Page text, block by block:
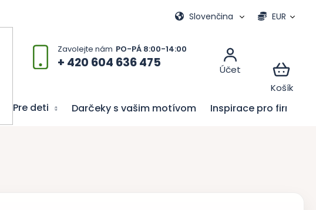
+ 420 604 636 475
Moja objednávka EUR
Slovenčina
Pre deti Darčeky s vašim motívom Inspirace pro firmy